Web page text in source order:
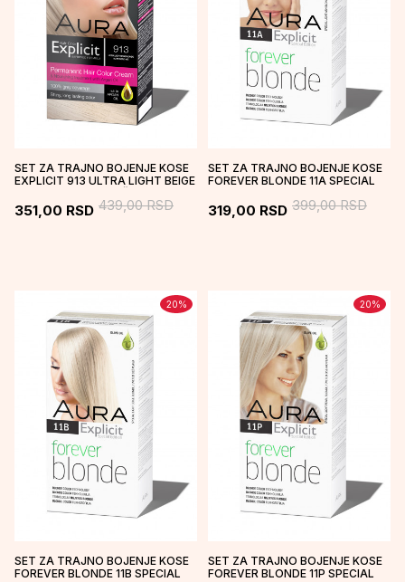
SET ZA TRAJNO BOJENJE KOSE
EXPLICIT 913 ULTRA LIGHT BEIGE
351,00 RSD 439,00RSD
SET ZA TRAJNO BOJENJE KOSE
FOREVER BLONDE 11A SPECIAL
319,00 RSD 399,00RSD
20%
SET ZA TRAJNO BOJENJE KOSE
FOREVER BLONDE 11B SPECIAL
20%
SET ZA TRAJNO BOJENJE KOSE
FOREVER BLONDE 11P SPECIAL